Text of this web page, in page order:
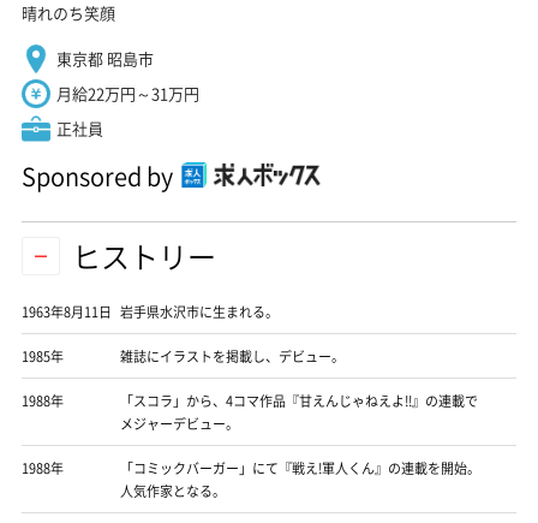
晴れのち笑顔
東京都 昭島市
月給22万円～31万円
正社員
Sponsored by
ヒストリー
1963年8月11日 岩手県水沢市に生まれる。
1985年 雑誌にイラストを掲載し、デビュー。
1988年
「スコラ」から、4コマ作品『甘えんじゃねえよ!!』の連載で
メジャーデビュー。
1988年
「コミックバーガー」にて『戦え!軍人くん』の連載を開始。
人気作家となる。